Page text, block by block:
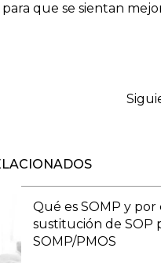
que se sientan
Qué es SOMP y por
sustitución de SOP
SOMP/PMOS